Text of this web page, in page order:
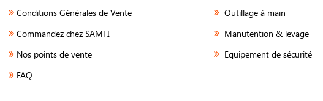
Conditions Générales de Vente
Commandez chez SAMFI
Nos points de vente
FAQ
Outillage à main
Manutention & levage
Equipement de sécurité